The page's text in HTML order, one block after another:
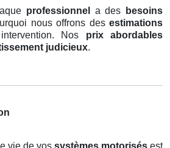
professionnel a des
besoins
nous offrons des estimations
Nos prix abordables
judicieux.
vie de vos systèmes motorisés est